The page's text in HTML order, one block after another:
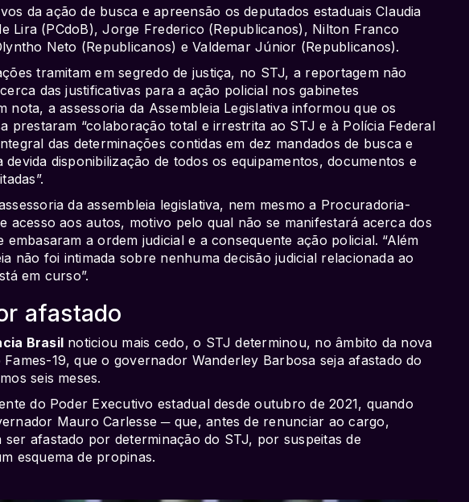
da ação de busca e apreensão os deputados estaduais Claudia
Lira (PCdoB), Jorge Frederico (Republicanos), Nilton Franco
Neto (Republicanos) e Valdemar Júnior (Republicanos).
tramitam em segredo de justiça, no STJ, a reportagem não
das justificativas para a ação policial nos gabinetes
nota, a assessoria da Assembleia Legislativa informou que os
prestaram “colaboração total e irrestrita ao STJ e à Polícia Federal
das determinações contidas em dez mandados de busca e
devida disponibilização de todos os equipamentos, documentos e
da assembleia legislativa, nem mesmo a Procuradoria-
acesso aos autos, motivo pelo qual não se manifestará acerca dos
embasaram a ordem judicial e a consequente ação policial. “Além
não foi intimada sobre nenhuma decisão judicial relacionada ao
em curso”.
afastado
Brasil noticiou mais cedo, o STJ determinou, no âmbito da nova
19, que o governador Wanderley Barbosa seja afastado do
seis meses.
do Poder Executivo estadual desde outubro de 2021, quando
Mauro Carlesse ─ que, antes de renunciar ao cargo,
ser afastado por determinação do STJ, por suspeitas de
esquema de propinas.